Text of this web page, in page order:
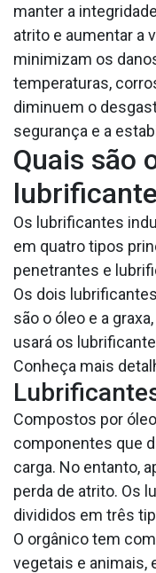
manter a
atrito e aumentar a
minimizam os
temperaturas,
diminuem o
segurança e a
Quais são
Os lubrificantes
em quatro tipos
penetrantes e
Os dois
são o óleo e a
usará os
Conheça mais
Compostos por
componentes que
carga. No entanto,
perda de atrito. Os
divididos em três
O orgânico tem
vegetais e animais,